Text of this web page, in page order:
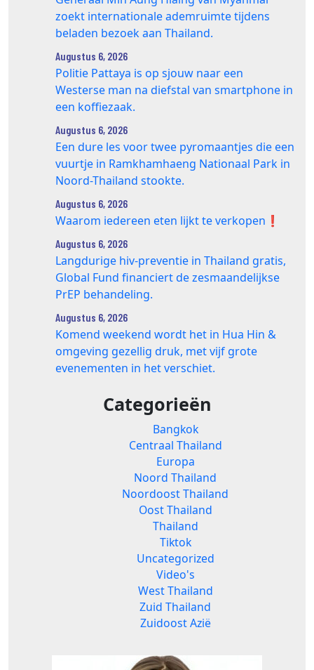
zoekt internationale ademruimte tijdens
beladen bezoek aan Thailand.
Augustus 6, 2026
Politie Pattaya is op sjouw naar een
Westerse man na diefstal van smartphone in
een koffiezaak.
Augustus 6, 2026
Een dure les voor twee pyromaantjes die een
vuurtje in Ramkhamhaeng Nationaal Park in
Noord-Thailand stookte.
Augustus 6, 2026
Waarom iedereen eten lijkt te verkopen❗️
Augustus 6, 2026
Langdurige hiv-preventie in Thailand gratis,
Global Fund financiert de zesmaandelijkse
PrEP behandeling.
Augustus 6, 2026
Komend weekend wordt het in Hua Hin &
omgeving gezellig druk, met vijf grote
evenementen in het verschiet.
Categorieën
Bangkok
Centraal Thailand
Europa
Noord Thailand
Noordoost Thailand
Oost Thailand
Thailand
Tiktok
Uncategorized
Video's
West Thailand
Zuid Thailand
Zuidoost Azië